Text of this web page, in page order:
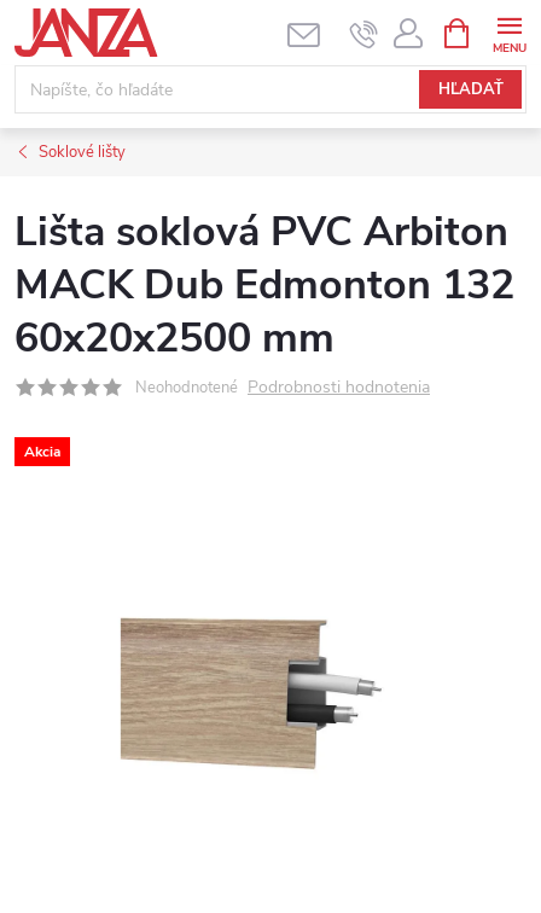
Prejsť na obsah
HĽADAŤ
Soklové lišty
Lišta soklová PVC Arbiton
MACK Dub Edmonton 132
60x20x2500 mm
Neohodnotené Podrobnosti hodnotenia
Akcia